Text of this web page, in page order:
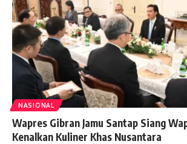
NASIONAL
Wapres Gibran Jamu Santap Siang
Kenalkan Kuliner Khas Nusantara